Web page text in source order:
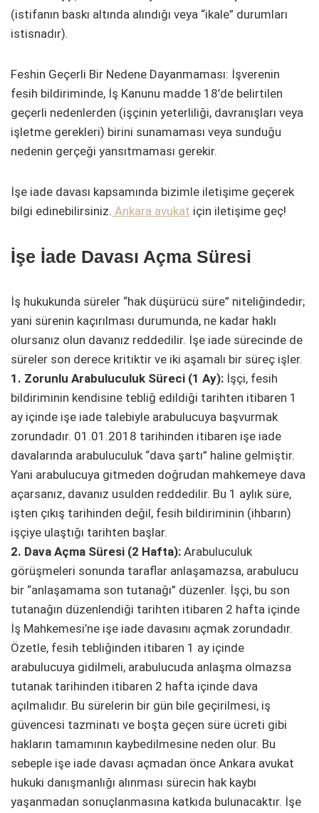
(istifanın baskı altında alındığı veya “ikale” durumları
istisnadır).
Feshin Geçerli Bir Nedene Dayanmaması: İşverenin
fesih bildiriminde, İş Kanunu madde 18’de belirtilen
geçerli nedenlerden (işçinin yeterliliği, davranışları veya
işletme gerekleri) birini sunamaması veya sunduğu
nedenin gerçeği yansıtmaması gerekir.
İşe iade davası kapsamında bizimle iletişime geçerek
bilgi edinebilirsiniz. Ankara avukat için iletişime geç!
İşe İade Davası Açma Süresi
İş hukukunda süreler “hak düşürücü süre” niteliğindedir;
yani sürenin kaçırılması durumunda, ne kadar haklı
olursanız olun davanız reddedilir. İşe iade sürecinde de
süreler son derece kritiktir ve iki aşamalı bir süreç işler.
1. Zorunlu Arabuluculuk Süreci (1 Ay): İşçi, fesih
bildiriminin kendisine tebliğ edildiği tarihten itibaren 1
ay içinde işe iade talebiyle arabulucuya başvurmak
zorundadır. 01.01.2018 tarihinden itibaren işe iade
davalarında arabuluculuk “dava şartı” haline gelmiştir.
Yani arabulucuya gitmeden doğrudan mahkemeye dava
açarsanız, davanız usulden reddedilir. Bu 1 aylık süre,
işten çıkış tarihinden değil, fesih bildiriminin (ihbarın)
işçiye ulaştığı tarihten başlar.
2. Dava Açma Süresi (2 Hafta): Arabuluculuk
görüşmeleri sonunda taraflar anlaşamazsa, arabulucu
bir “anlaşamama son tutanağı” düzenler. İşçi, bu son
tutanağın düzenlendiği tarihten itibaren 2 hafta içinde
İş Mahkemesi’ne işe iade davasını açmak zorundadır.
Özetle, fesih tebliğinden itibaren 1 ay içinde
arabulucuya gidilmeli, arabulucuda anlaşma olmazsa
tutanak tarihinden itibaren 2 hafta içinde dava
açılmalıdır. Bu sürelerin bir gün bile geçirilmesi, iş
güvencesi tazminatı ve boşta geçen süre ücreti gibi
hakların tamamının kaybedilmesine neden olur. Bu
sebeple işe iade davası açmadan önce Ankara avukat
hukuki danışmanlığı alınması sürecin hak kaybı
yaşanmadan sonuçlanmasına katkıda bulunacaktır. İşe